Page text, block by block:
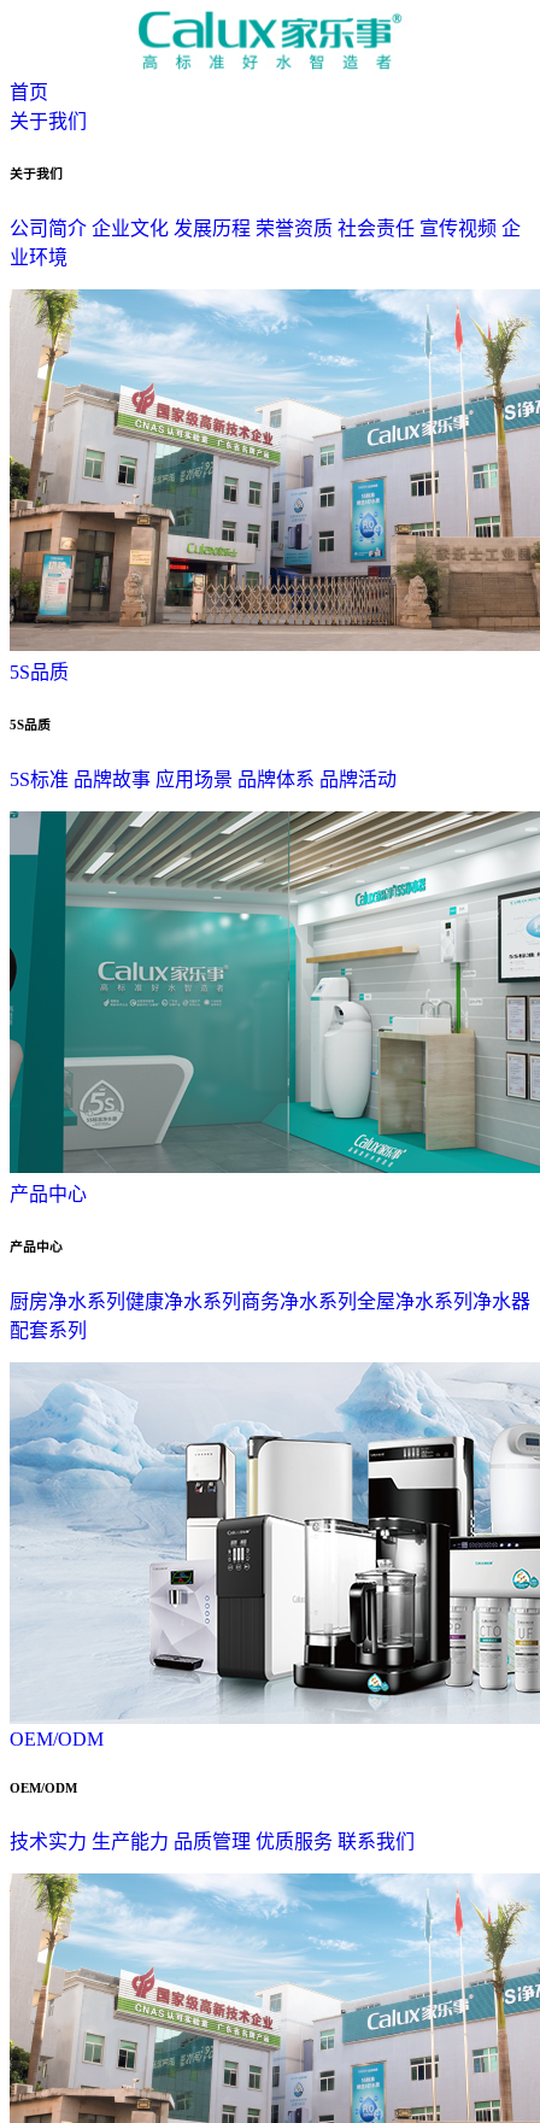
首页
关于我们
关于我们
公司简介 企业文化 发展历程 荣誉资质 社会责任 宣传视频 企
业环境
5S品质
5S品质
5S标准 品牌故事 应用场景 品牌体系 品牌活动
产品中心
产品中心
厨房净水系列 健康净水系列 商务净水系列 全屋净水系列 净水器
配套系列
OEM/ODM
OEM/ODM
技术实力 生产能力 品质管理 优质服务 联系我们